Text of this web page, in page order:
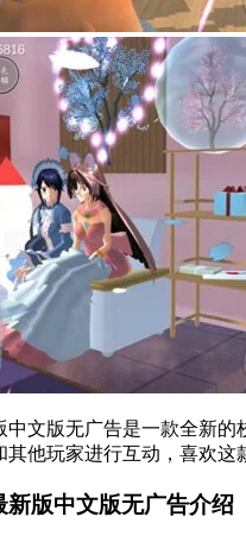
中文版无广告是一款全新
他玩家进行互动，喜欢
新版中文版无广告介绍